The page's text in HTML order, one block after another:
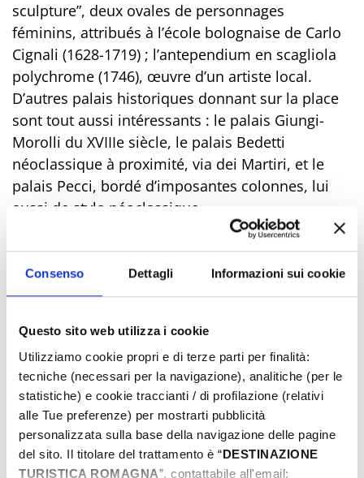
Consenso Dettagli Informazioni sui cookie
Questo sito web utilizza i cookie
Utilizziamo cookie propri e di terze parti per finalità:
tecniche (necessari per la navigazione), analitiche (per le
statistiche) e cookie traccianti / di profilazione (relativi
alle Tue preferenze) per mostrarti pubblicità
personalizzata sulla base della navigazione delle pagine
del sito. Il titolare del trattamento è “DESTINAZIONE
TURISTICA ROMAGNA”, contattabile all'email:
sculpture”, deux ovales de personnages
féminins, attribués à l’école bolognaise de Carlo
Cignali (1628-1719) ; l’antependium en scagliola
polychrome (1746), œuvre d’un artiste local.
D’autres palais historiques donnant sur la place
sont tout aussi intéressants : le palais Giungi-
Morolli du XVIIIe siècle, le palais Bedetti
néoclassique à proximité, via dei Martiri, et le
palais Pecci, bordé d’imposantes colonnes, lui
aussi de style néoclassique.